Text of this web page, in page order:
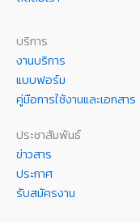
บริการ
งานบริการ
แบบฟอร์ม
คู่มือการใช้งานและเอกสาร
ประชาสัมพันธ์
ข่าวสาร
ประกาศ
รับสมัครงาน